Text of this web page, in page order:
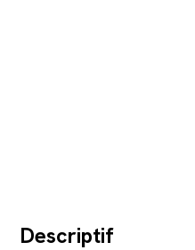
Descriptif